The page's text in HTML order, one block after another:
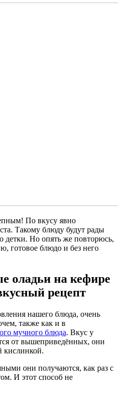
По вкусу явно
Такому блюду будут рады
детки. Но опять же повторюсь,
готовое блюдо и без него
оладьи на кефире
рецепт
нашего блюда, очень
также как и в
мучного блюда. Вкус у
от вышеприведённых, они
кислинкой.
они получаются, как раз с
И этот способ не